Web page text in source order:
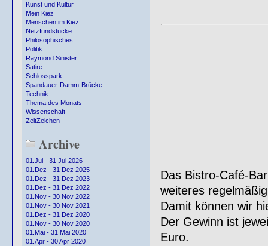
Kunst und Kultur
Mein Kiez
Menschen im Kiez
Netzfundstücke
Philosophisches
Politik
Raymond Sinister
Satire
Schlosspark
Spandauer-Damm-Brücke
Technik
Thema des Monats
Wissenschaft
ZeitZeichen
Archive
01.Jul - 31 Jul 2026
01.Dez - 31 Dez 2025
01.Dez - 31 Dez 2023
01.Dez - 31 Dez 2022
01.Nov - 30 Nov 2022
01.Nov - 30 Nov 2021
01.Dez - 31 Dez 2020
01.Nov - 30 Nov 2020
01.Mai - 31 Mai 2020
01.Apr - 30 Apr 2020
Das Bistro-Café-
weiteres
Damit können wir
Der Gewinn ist
Euro.